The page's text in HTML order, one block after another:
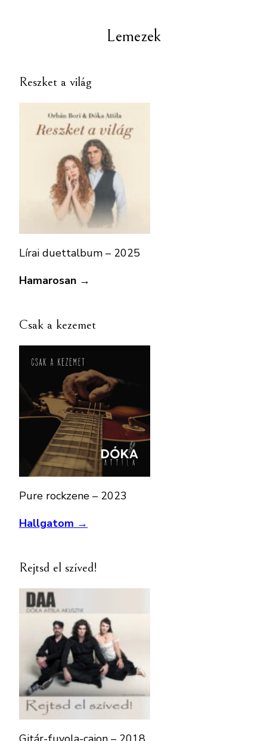
Lemezek
Reszket a világ
Lírai duettalbum – 2025
Hamarosan →
Csak a kezemet
Pure rockzene – 2023
Hallgatom →
Rejtsd el szíved!